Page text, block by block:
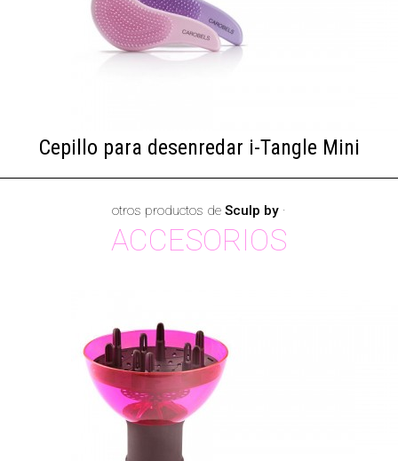
Cepillo para desenredar i-Tangle Mini
otros productos de Sculp by ·
ACCESORIOS